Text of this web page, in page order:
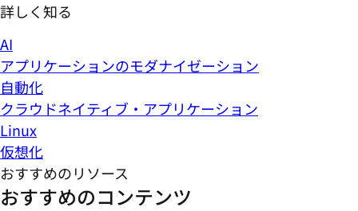
詳しく知る
AI
アプリケーションのモダナイゼーション
自動化
クラウドネイティブ・アプリケーション
Linux
仮想化
おすすめのリソース
おすすめのコンテンツ